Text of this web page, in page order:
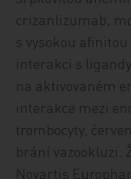
crizanlizumab,
s vysokou
interakci s
na aktivovaném
interakce mezi
trombocyty,
brání vazookluzi.
Novartis